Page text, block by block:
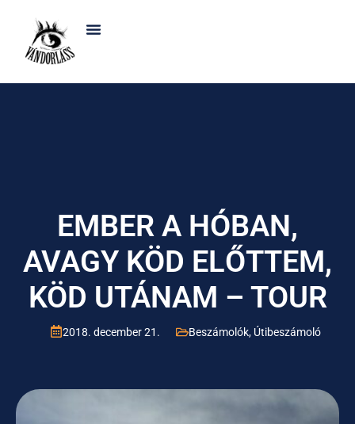
EMBER A HÓBAN,
AVAGY KÖD ELŐTTEM,
KÖD UTÁNAM – TOUR
2018. december 21. Beszámolók, Útibeszámoló